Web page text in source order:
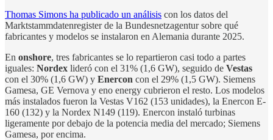
Thomas Simons ha publicado un análisis con los datos del
Marktstammdatenregister de la Bundesnetzagentur sobre qué
fabricantes y modelos se instalaron en Alemania durante 2025.
En onshore, tres fabricantes se lo repartieron casi todo a partes
iguales: Nordex lideró con el 31% (1,6 GW), seguido de Vestas
con el 30% (1,6 GW) y Enercon con el 29% (1,5 GW). Siemens
Gamesa, GE Vernova y eno energy cubrieron el resto. Los modelos
más instalados fueron la Vestas V162 (153 unidades), la Enercon E-
160 (132) y la Nordex N149 (119). Enercon instaló turbinas
ligeramente por debajo de la potencia media del mercado; Siemens
Gamesa, por encima.